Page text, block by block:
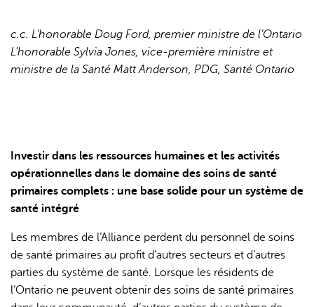
c.c. L’honorable Doug Ford, premier ministre de l’Ontario
L’honorable Sylvia Jones, vice-première ministre et
ministre de la Santé Matt Anderson, PDG, Santé Ontario
Investir dans les ressources humaines et les activités
opérationnelles dans le domaine des soins de santé
primaires complets : une base solide pour un système de
santé intégré
Les membres de l’Alliance perdent du personnel de soins
de santé primaires au profit d’autres secteurs et d’autres
parties du système de santé. Lorsque les résidents de
l’Ontario ne peuvent obtenir des soins de santé primaires